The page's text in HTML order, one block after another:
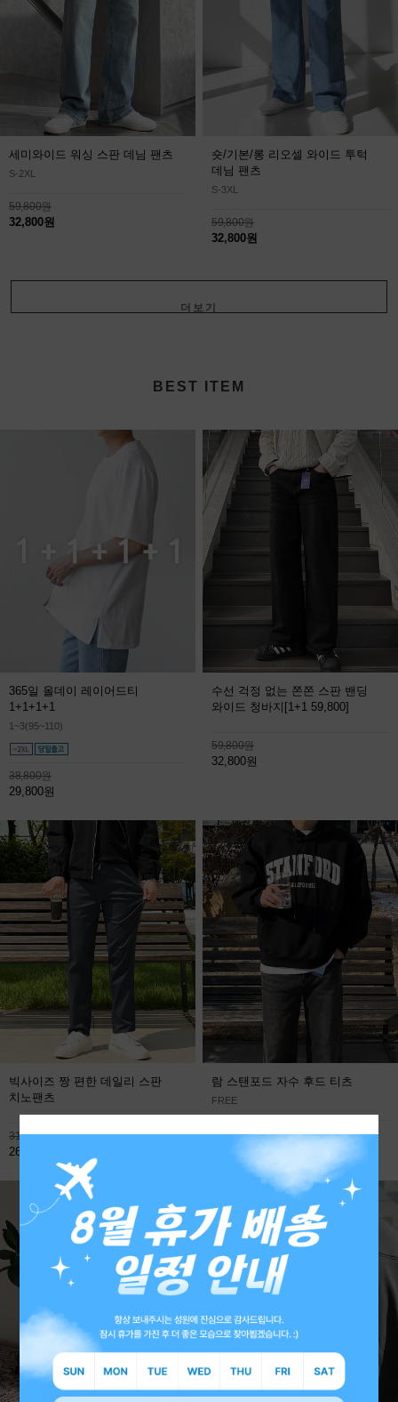
세미와이드 워싱 스판 데님 팬츠
S-2XL
59,800원
32,800원
숏/기본/롱 리오셀 와이드 투턱
데님 팬츠
S-3XL
59,800원
32,800원
BEST ITEM
365일 올데이 레이어드티
1+1+1+1
1~3(95~110)
38,800원
29,800원
수선 걱정 없는 쫀쫀 스판 밴딩
와이드 청바지 [1+1 59,800]
59,800원
32,800원
빅사이즈 짱 편한 데일리 스판
치노팬츠
31,900원
26,800원
람 스탠포드 자수 후드 티츠
FREE
113,800원